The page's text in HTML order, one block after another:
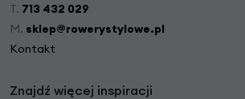
T. 713 432 029
M. sklep@rowerystylowe.pl
Kontakt
Znajdź więcej inspiracji